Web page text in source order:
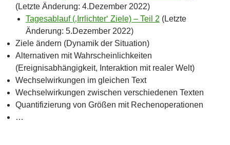
(Letzte Änderung: 4.Dezember 2022)
Tagesablauf (‚Irrlichter‘ Ziele) – Teil 2 (Letzte
Änderung: 5.Dezember 2022)
Ziele ändern (Dynamik der Situation)
Alternativen mit Wahrscheinlichkeiten
(Ereignisabhängigkeit, Interaktion mit realer Welt)
Wechselwirkungen im gleichen Text
Wechselwirkungen zwischen verschiedenen Texten
Quantifizierung von Größen mit Rechenoperationen
…